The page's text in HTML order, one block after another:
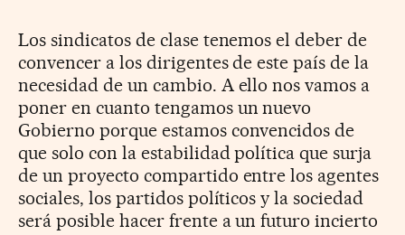
Los sindicatos de clase tenemos el deber de
convencer a los dirigentes de este país de la
necesidad de un cambio. A ello nos vamos a
poner en cuanto tengamos un nuevo
Gobierno porque estamos convencidos de
que solo con la estabilidad política que surja
de un proyecto compartido entre los agentes
sociales, los partidos políticos y la sociedad
será posible hacer frente a un futuro incierto